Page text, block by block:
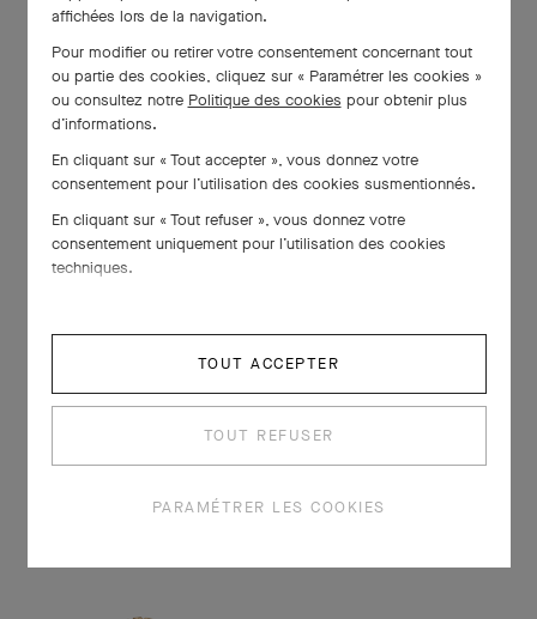
affichées lors de la navigation.
Pour modifier ou retirer votre consentement concernant tout
ou partie des cookies, cliquez sur « Paramétrer les cookies »
ou consultez notre Politique des cookies pour obtenir plus
d’informations.
En cliquant sur « Tout accepter », vous donnez votre
consentement pour l’utilisation des cookies susmentionnés.
En cliquant sur « Tout refuser », vous donnez votre
consentement uniquement pour l’utilisation des cookies
techniques.
TOUT ACCEPTER
TOUT REFUSER
PARAMÉTRER LES COOKIES